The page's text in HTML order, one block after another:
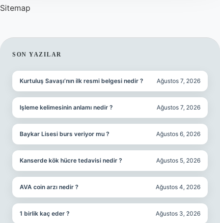
Sitemap
SIDEBAR
SON YAZILAR
Kurtuluş Savaşı’nın ilk resmi belgesi nedir ? Ağustos 7, 2026
Işleme kelimesinin anlamı nedir ? Ağustos 7, 2026
Baykar Lisesi burs veriyor mu ? Ağustos 6, 2026
Kanserde kök hücre tedavisi nedir ? Ağustos 5, 2026
AVA coin arzı nedir ? Ağustos 4, 2026
1 birlik kaç eder ? Ağustos 3, 2026